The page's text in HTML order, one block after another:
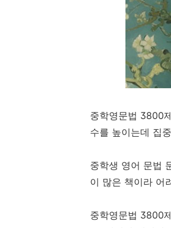
중학영문법 3800
수를 높이는데 집
중학생 영어 문법
이 많은 책이라 어
중학영문법 3800